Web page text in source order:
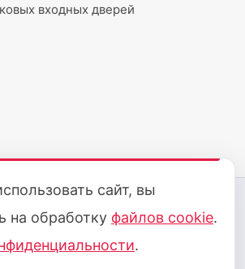
входных дверей
© Все права защищены
·Политика cookie
сайт, вы
на обработку файлов cookie.
.